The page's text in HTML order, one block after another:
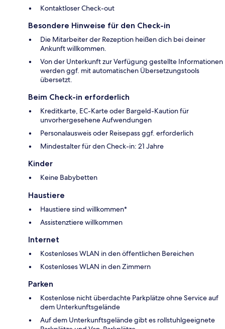
Kontaktloser Check-out
Besondere Hinweise für den Check-in
Die Mitarbeiter der Rezeption heißen dich bei deiner
Ankunft willkommen.
Von der Unterkunft zur Verfügung gestellte Informationen
werden ggf. mit automatischen Übersetzungstools
übersetzt.
Beim Check-in erforderlich
Kreditkarte, EC-Karte oder Bargeld-Kaution für
unvorhergesehene Aufwendungen
Personalausweis oder Reisepass ggf. erforderlich
Mindestalter für den Check-in: 21 Jahre
Kinder
Keine Babybetten
Haustiere
Haustiere sind willkommen*
Assistenztiere willkommen
Internet
Kostenloses WLAN in den öffentlichen Bereichen
Kostenloses WLAN in den Zimmern
Parken
Kostenlose nicht überdachte Parkplätze ohne Service auf
dem Unterkunftsgelände
Auf dem Unterkunftsgelände gibt es rollstuhlgeeignete